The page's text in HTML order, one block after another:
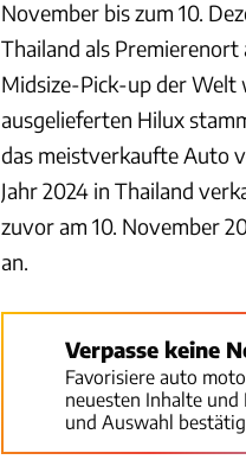
November bis zum 10.
Thailand als
Midsize-Pick-up der
ausgelieferten Hilux
das meistverkaufte Auto
Jahr 2024 in Thailand
zuvor am 10. November
an.
Verpasse keine
Favorisiere auto
neuesten Inhalte
und Auswahl